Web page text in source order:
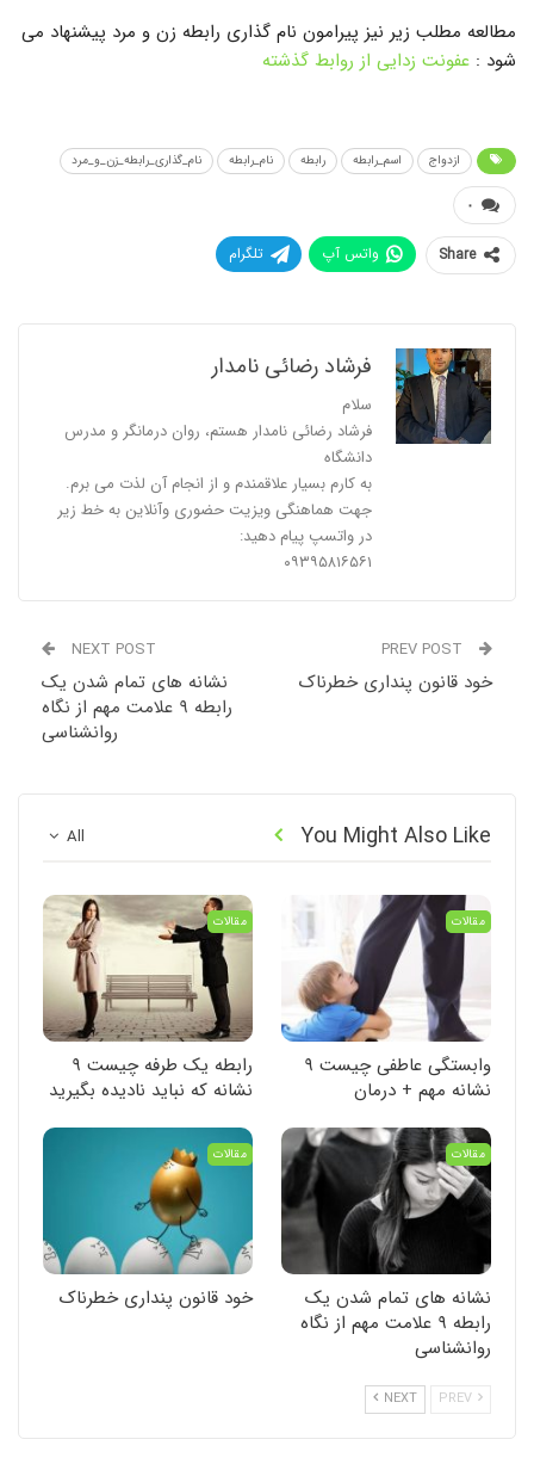
مطالعه مطلب زیر نیز پیرامون نام گذاری رابطه زن و مرد پیشنهاد می
شود : عفونت زدایی از روابط گذشته
ازدواج اسم_رابطه رابطه نام_رابطه نام_گذاری_رابطه_زن_و_مرد
۰
Share واتس آپ تلگرام
فرشاد رضائی نامدار
سلام
فرشاد رضائی نامدار هستم، روان درمانگر و مدرس
دانشگاه
به کارم بسیار علاقمندم و از انجام آن لذت می برم.
جهت هماهنگی ویزیت حضوری وآنلاین به خط زیر
در واتسپ پیام دهید:
۰۹۳۹۵۸۱۶۵۶۱
خود قانون پنداری خطرناک
NEXT POST
نشانه های تمام شدن یک
رابطه ۹ علامت مهم از نگاه
روانشناسی
All You Might Also Like
مقالات
وابستگی عاطفی چیست ۹
نشانه مهم + درمان
مقالات
رابطه یک طرفه چیست ۹
نشانه که نباید نادیده بگیرید
مقالات
نشانه های تمام شدن یک
رابطه ۹ علامت مهم از نگاه
روانشناسی
مقالات
خود قانون پنداری خطرناک
NEXT